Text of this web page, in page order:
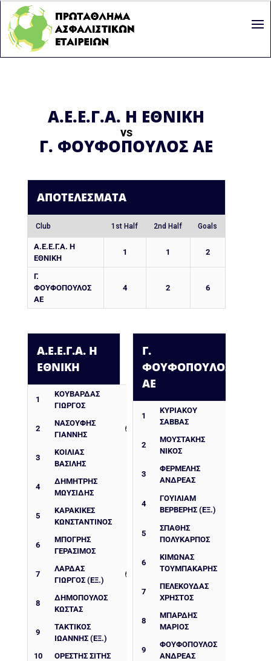
Α.Ε.Ε.Γ.Α. Η ΕΘΝΙΚΗ
vs
Γ. ΦΟΥΦΟΠΟΥΛΟΣ ΑΕ
ΑΠΟΤΕΛΈΣΜΑΤΑ
Club 1st Half 2nd Half Goals
Α.Ε.Ε.Γ.Α. Η
ΕΘΝΙΚΗ
1 1 2
Γ.
ΦΟΥΦΟΠΟΥΛΟΣ
ΑΕ
4 2 6
Α.Ε.Ε.Γ.Α. Η
ΕΘΝΙΚΗ
1
ΚΟΥΒΑΡΔΑΣ
ΓΙΩΡΓΟΣ
2
ΝΑΣΟΥΦΗΣ
ΓΙΑΝΝΗΣ
3
ΚΟΙΛΙΑΣ
ΒΑΣΙΛΗΣ
4
ΔΗΜΗΤΡΗΣ
ΜΩΥΣΙΔΗΣ
5
ΚΑΡΑΚΙΚΕΣ
ΚΩΝΣΤΑΝΤΙΝΟΣ
6
ΜΠΟΓΡΗΣ
ΓΕΡΑΣΙΜΟΣ
7
ΛΑΡΔΑΣ
ΓΙΩΡΓΟΣ (ΕΞ.)
8
ΔΗΜΟΠΟΥΛΟΣ
ΚΩΣΤΑΣ
9
ΤΑΚΤΙΚΟΣ
ΙΩΑΝΝΗΣ (ΕΞ.)
10
ΟΡΕΣΤΗΣ ΣΙΤΗΣ
Γ.
ΦΟΥΦΟΠΟΥΛΟΣ
ΑΕ
1
ΚΥΡΙΑΚΟΥ
ΣΑΒΒΑΣ
2
ΜΟΥΣΤΑΚΗΣ
ΝΙΚΟΣ
3
ΦΕΡΜΕΛΗΣ
ΑΝΔΡΕΑΣ
4
ΓΟΥΙΛΙΑΜ
ΒΕΡΒΕΡΗΣ (ΕΞ.)
5
ΣΠΑΘΗΣ
ΠΟΛΥΚΑΡΠΟΣ
6
ΚΙΜΩΝΑΣ
ΤΟΥΜΠΑΚΑΡΗΣ
7
ΠΕΛΕΚΟΥΔΑΣ
ΧΡΗΣΤΟΣ
8
ΜΠΑΡΔΗΣ
ΜΑΡΙΟΣ
9
ΦΟΥΦΟΠΟΥΛΟΣ
ΑΝΔΡΕΑΣ